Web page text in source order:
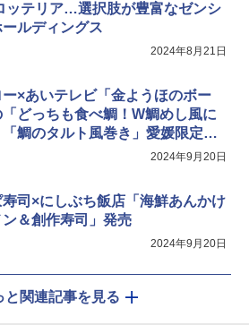
ッテリア…選択肢が豊富なゼンシ
ールディングス
2024年8月21日
ー×あいテレビ「金ようほのボー
「どっちも食べ鯛！W鯛めし風に
「鯛のタルト風巻き」愛媛限定発
2024年9月20日
司×にしぶち飯店「海鮮あんかけ
ン＆創作寿司」発売
2024年9月20日
と関連記事を見る